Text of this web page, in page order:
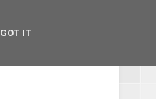
GOT IT